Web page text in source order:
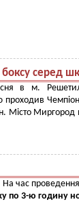
боксу серед
в м.
проходив
Місто
На час
по 3-ю годину